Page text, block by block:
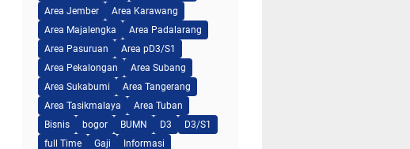
Area Jember
Area Karawang
Area Majalengka
Area Padalarang
Area Pasuruan
Area pD3/S1
Area Pekalongan
Area Subang
Area Sukabumi
Area Tangerang
Area Tasikmalaya
Area Tuban
Bisnis
bogor BUMN D3
D3/S1
full Time
Gaji
Informasi